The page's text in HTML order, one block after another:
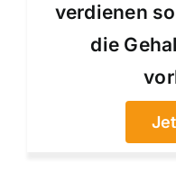
verdienen
die